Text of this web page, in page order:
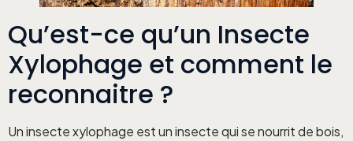
Qu’est-ce qu’un Insecte
Xylophage et comment le
reconnaitre ?
Un insecte xylophage est un insecte qui se nourrit de bois,